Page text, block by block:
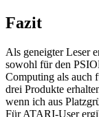
Fazit
Als geneigter Leser
sowohl für den
Computing als auch
drei Produkte
wenn ich aus
Für ATARI-User